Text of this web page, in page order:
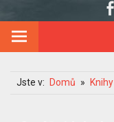
Jste v: Domů Knihy